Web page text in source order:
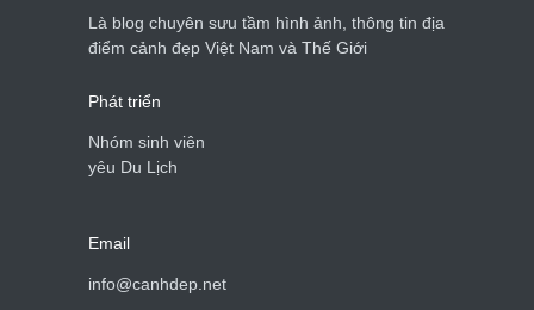
du lịch quốc gia
Cảnh đẹp Việt Nam 24/04/2020
Là blog chuyên sưu tầm hình ảnh, thông tin địa
điểm cảnh đẹp Việt Nam và Thế Giới
Phát triển
Nhóm sinh viên
yêu Du Lịch
Email
info@canhdep.net